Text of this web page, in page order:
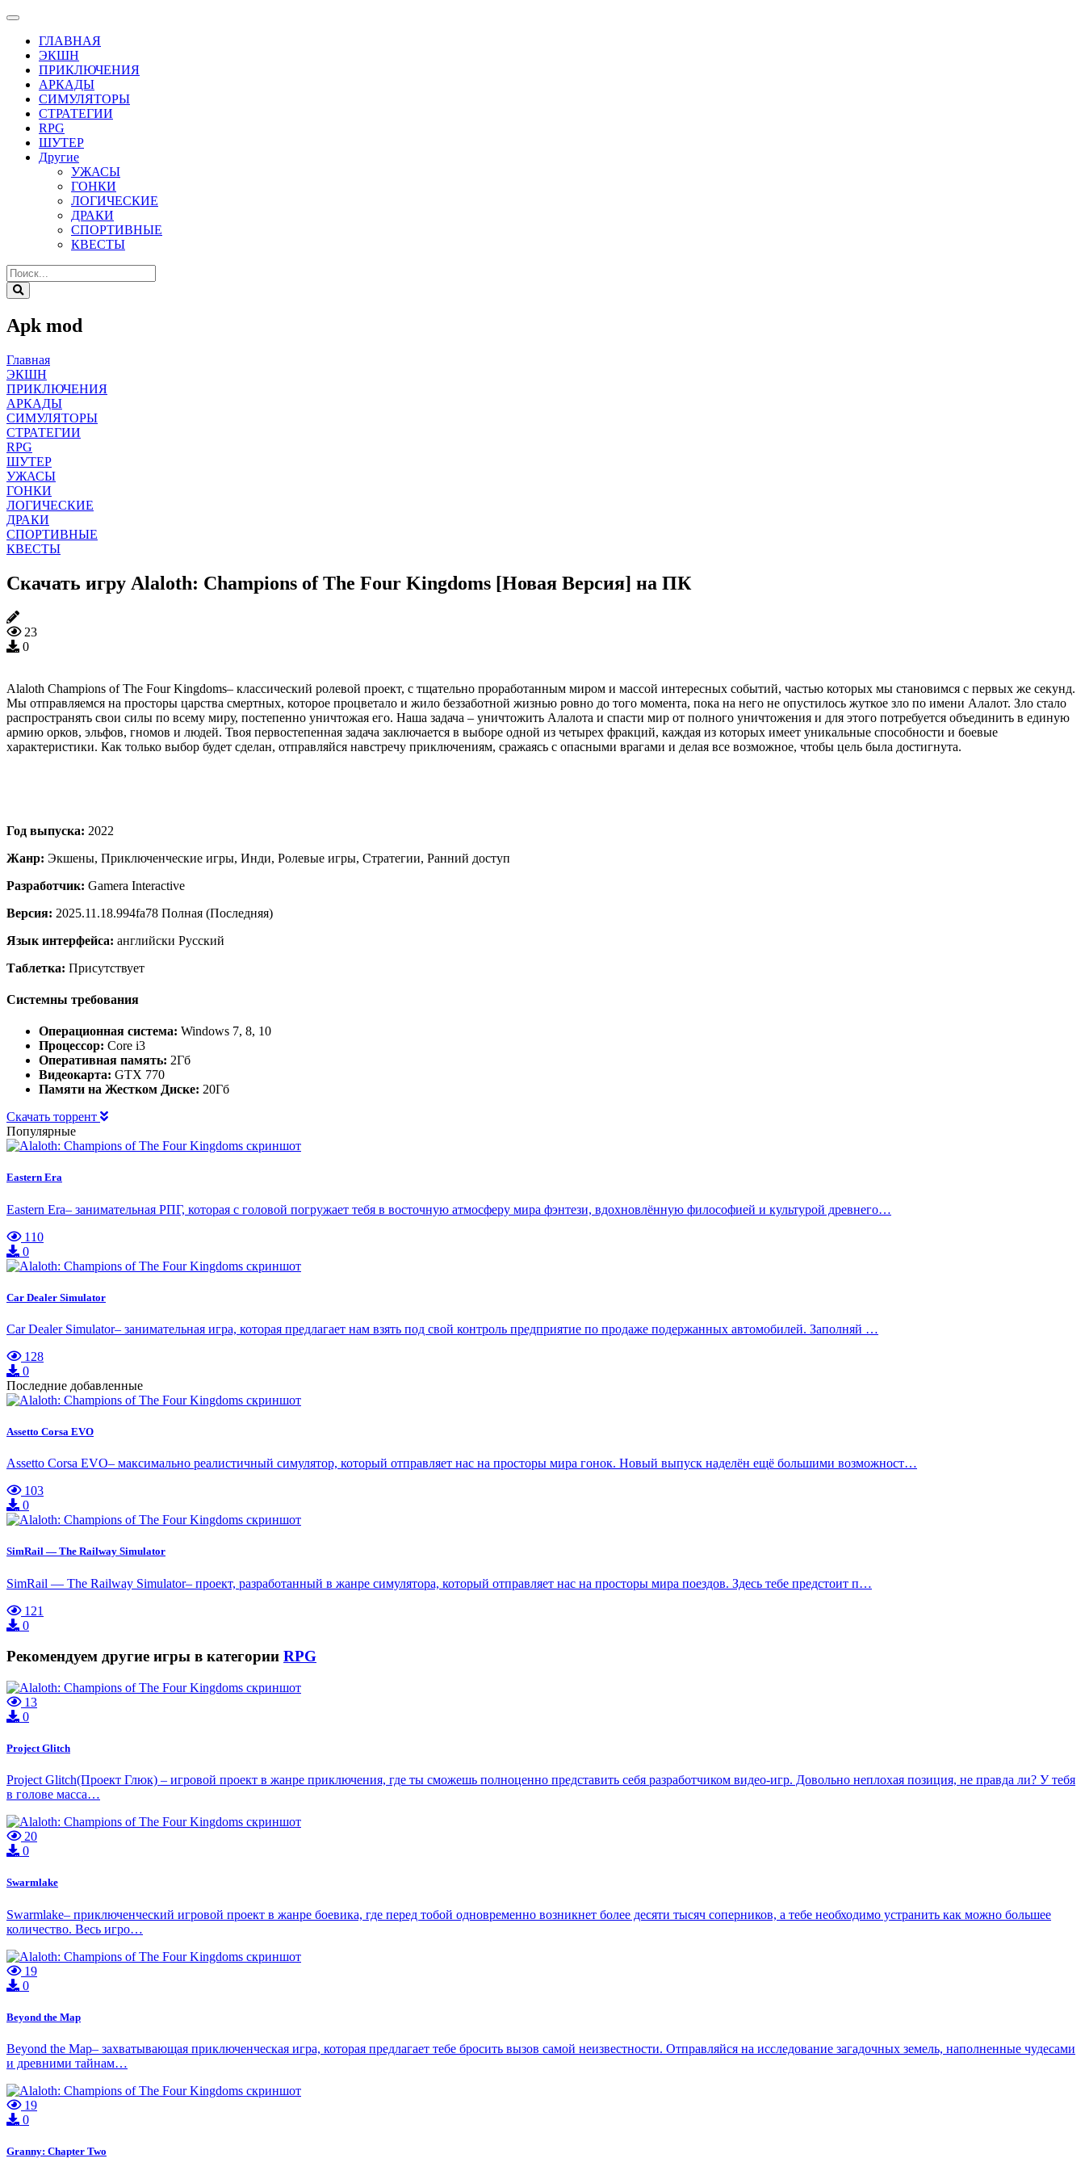
ГЛАВНАЯ
ЭКШН
ПРИКЛЮЧЕНИЯ
АРКАДЫ
СИМУЛЯТОРЫ
СТРАТЕГИИ
RPG
ШУТЕР
Другие
УЖАСЫ
ГОНКИ
ЛОГИЧЕСКИЕ
ДРАКИ
СПОРТИВНЫЕ
КВЕСТЫ
Apk mod
Главная
ЭКШН
ПРИКЛЮЧЕНИЯ
АРКАДЫ
СИМУЛЯТОРЫ
СТРАТЕГИИ
RPG
ШУТЕР
УЖАСЫ
ГОНКИ
ЛОГИЧЕСКИЕ
ДРАКИ
СПОРТИВНЫЕ
КВЕСТЫ
Скачать игру Alaloth: Champions of The Four Kingdoms [Новая Версия] на ПК
23
0
Alaloth Champions of The Four Kingdoms– классический ролевой проект, с тщательно проработанным миром и массой интересных событий, частью которых мы становимся с первых же секунд.
Мы отправляемся на просторы царства смертных, которое процветало и жило беззаботной жизнью ровно до того момента, пока на него не опустилось жуткое зло по имени Алалот. Зло стало
распространять свои силы по всему миру, постепенно уничтожая его. Наша задача – уничтожить Алалота и спасти мир от полного уничтожения и для этого потребуется объединить в единую
армию орков, эльфов, гномов и людей. Твоя первостепенная задача заключается в выборе одной из четырех фракций, каждая из которых имеет уникальные способности и боевые
характеристики. Как только выбор будет сделан, отправляйся навстречу приключениям, сражаясь с опасными врагами и делая все возможное, чтобы цель была достигнута.
Год выпуска: 2022
Жанр: Экшены, Приключенческие игры, Инди, Ролевые игры, Стратегии, Ранний доступ
Разработчик: Gamera Interactive
Версия: 2025.11.18.994fa78 Полная (Последняя)
Язык интерфейса: английски Русский
Таблетка: Присутствует
Системны требования
Операционная система: Windows 7, 8, 10
Процессор: Core i3
Оперативная память: 2Гб
Видеокарта: GTX 770
Памяти на Жестком Диске: 20Гб
Скачать торрент
Популярные
Eastern Era
Eastern Era– занимательная РПГ, которая с головой погружает тебя в восточную атмосферу мира фэнтези, вдохновлённую философией и культурой древнего…
110
0
Car Dealer Simulator
Car Dealer Simulator– занимательная игра, которая предлагает нам взять под свой контроль предприятие по продаже подержанных автомобилей. Заполняй …
128
0
Последние добавленные
Assetto Corsa EVO
Assetto Corsa EVO– максимально реалистичный симулятор, который отправляет нас на просторы мира гонок. Новый выпуск наделён ещё большими возможност…
103
0
SimRail — The Railway Simulator
SimRail — The Railway Simulator– проект, разработанный в жанре симулятора, который отправляет нас на просторы мира поездов. Здесь тебе предстоит п…
121
0
Рекомендуем другие игры в категории RPG
13
0
Project Glitch
Project Glitch(Проект Глюк) – игровой проект в жанре приключения, где ты сможешь полноценно представить себя разработчиком видео-игр. Довольно неплохая позиция, не правда ли? У тебя
в голове масса…
20
0
Swarmlake
Swarmlake– приключенческий игровой проект в жанре боевика, где перед тобой одновременно возникнет более десяти тысяч соперников, а тебе необходимо устранить как можно большее
количество. Весь игро…
19
0
Beyond the Map
Beyond the Map– захватывающая приключенческая игра, которая предлагает тебе бросить вызов самой неизвестности. Отправляйся на исследование загадочных земель, наполненные чудесами
и древними тайнам…
19
0
Granny: Chapter Two